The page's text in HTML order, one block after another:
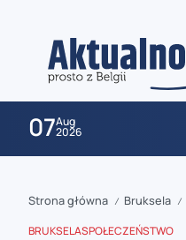
07Aug
2026
Strona główna / Bruksela /
BRUKSELASPOŁECZEŃSTWO